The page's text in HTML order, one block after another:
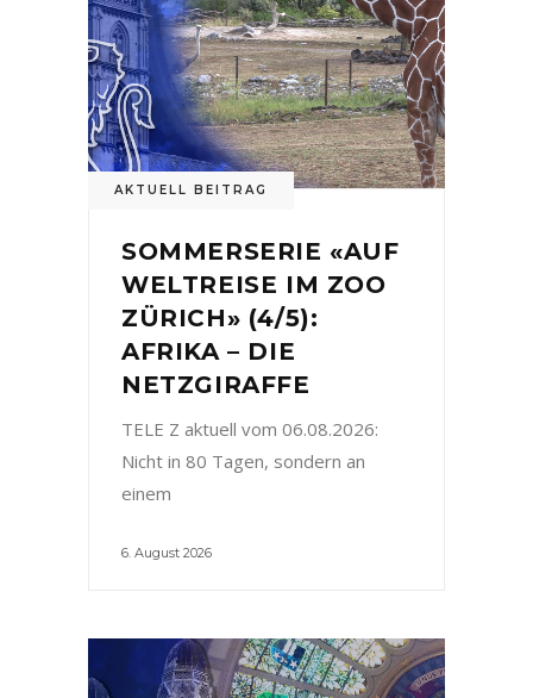
AKTUELL BEITRAG
SOMMERSERIE «AUF
WELTREISE IM ZOO
ZÜRICH» (4/5):
AFRIKA – DIE
NETZGIRAFFE
TELE Z aktuell vom 06.08.2026:
Nicht in 80 Tagen, sondern an
einem
6. August 2026